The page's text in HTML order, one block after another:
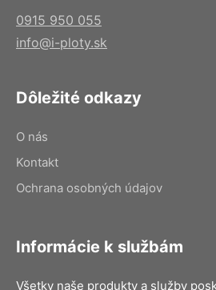
0915 950 055
info@i-ploty.sk
Dôležité odkazy
O nás
Kontakt
Ochrana osobných údajov
Informácie k službám
Všetky naše produkty a služby